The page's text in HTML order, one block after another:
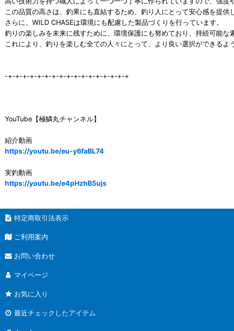
この品質の高さは、釣果にも直結するため、釣り人にとって安心感を提供
さらに、WILD CHASEは環境にも配慮した製品づくりを行っています。
釣りの楽しみを未来に残すために、環境保護にも努めており、持続可能な
これにより、釣りを楽しむ全ての人々にとって、より良い選択ができるよ
-+-+-+-+-+-+-+-+-+-+-+-+-+-+-+-+-+
YouTube【極鱗丸チャンネル】
紹介動画
https://youtu.be/eu-y6faBL74
実釣動画
https://youtu.be/e4pHzhB5ujs
特定商取引法表示
ご利用案内
お問い合わせ
マイページ
お気に入り
最近チェックしたアイテム